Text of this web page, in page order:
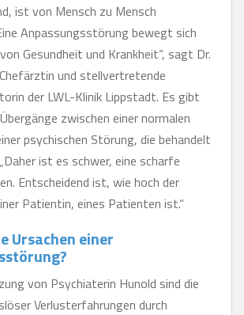
ist von Mensch zu Mensch
Anpassungsstörung bewegt sich
Gesundheit und Krankheit“, sagt Dr.
und stellvertretende
der LWL-Klinik Lippstadt. Es gibt
zwischen einer normalen
psychischen Störung, die behandelt
ist es schwer, eine scharfe
Entscheidend ist, wie hoch der
Patientin, eines Patienten ist.“
Ursachen einer
von Psychiaterin Hunold sind die
Verlusterfahrungen durch